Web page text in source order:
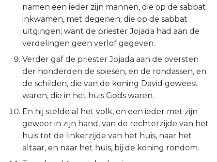
2 Petrus
1 Johannes
2 Johannes
3 Johannes
Openbaring
namen een ieder zijn mannen, die op de sabbat
inkwamen, met degenen, die op de sabbat
uitgingen; want de priester Jojada had aan de
verdelingen geen verlof gegeven.
Verder gaf de priester Jojada aan de oversten
der honderden de spiesen, en de rondassen, en
de schilden, die van de koning David geweest
waren, die in het huis Gods waren.
En hij stelde al het volk, en een ieder met zijn
geweer in zijn hand, van de rechterzijde van het
huis tot de linkerzijde van het huis, naar het
altaar, en naar het huis, bij de koning rondom.